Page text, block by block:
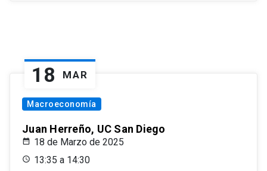
18 MAR
Macroeconomía
Juan Herreño, UC San Diego
18 de Marzo de 2025
13:35 a 14:30